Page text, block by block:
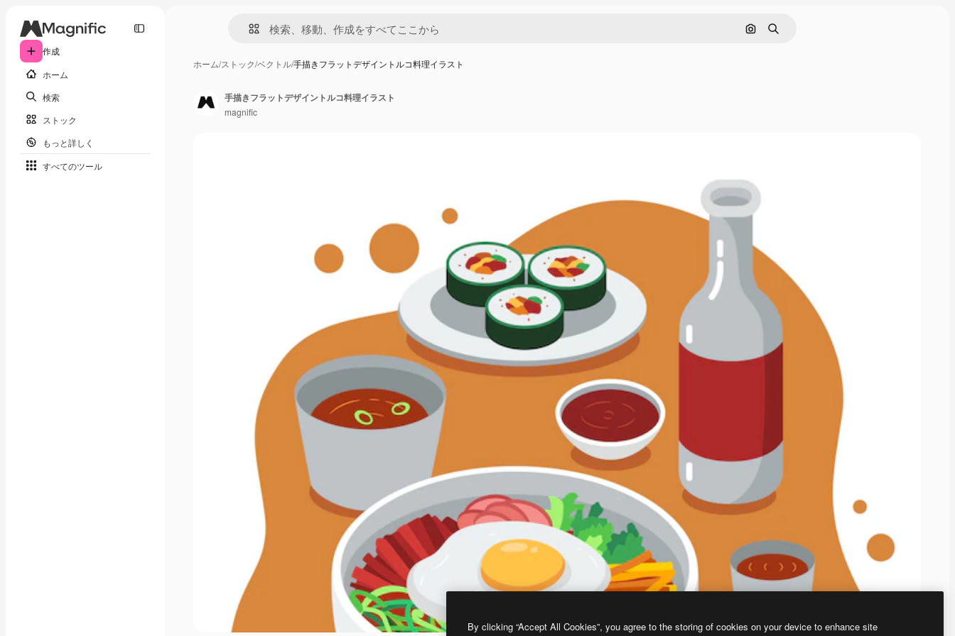
作成
ホーム
検索
ストック
もっと詳しく
すべてのツール
画像で検索
検索
ホーム/ストック/ベクトル/手描きフラットデザイントルコ料理イラスト
手描きフラットデザイントルコ料理イラスト
magnific
By clicking “Accept All Cookies”, you agree to the storing of cookies on your device to enhance site